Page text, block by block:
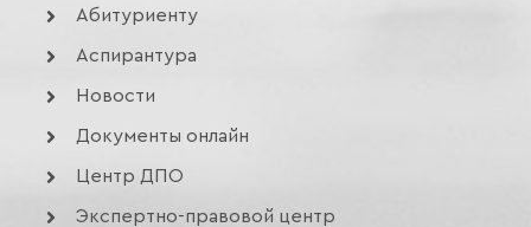
Абитуриенту
Аспирантура
Новости
Документы онлайн
Центр ДПО
Экспертно-правовой центр